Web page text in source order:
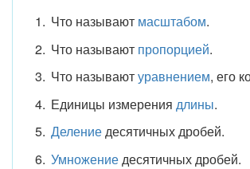
Что называют масштабом.
Что называют пропорцией.
Что называютуравнением, его
Единицы измерения длины.
Делениедесятичных дробей.
Умножениедесятичных дробей.